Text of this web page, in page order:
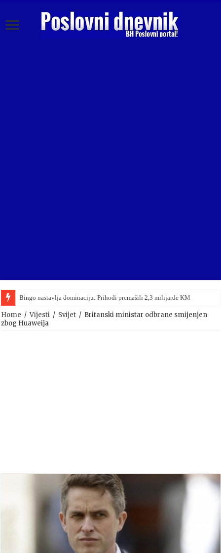
Bingo nastavlja dominaciju: Prihodi premašili 2,3 milijarde KM
Home / Vijesti / Svijet / Britanski ministar odbrane smijenjen
zbog Huaweija